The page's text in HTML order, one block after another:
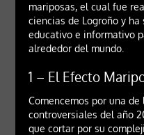
mariposas, el cual fue
ciencias de Logroño y
educativo e informativo
alrededor del mundo.
1 – El Efecto
Comencemos por una
controversiales del año
que cortar por su